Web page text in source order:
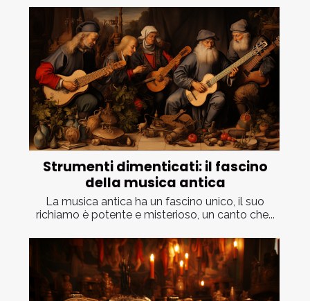
Strumenti dimenticati: il fascino
della musica antica
La musica antica ha un fascino unico, il suo
richiamo è potente e misterioso, un canto che...